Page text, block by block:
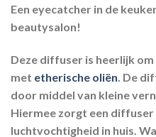
Een eyecatcher in de
beautysalon!
Deze diffuser is heerlijk
met etherische oliën . De
door middel van kleine
Hiermee zorgt een
luchtvochtigheid in huis.